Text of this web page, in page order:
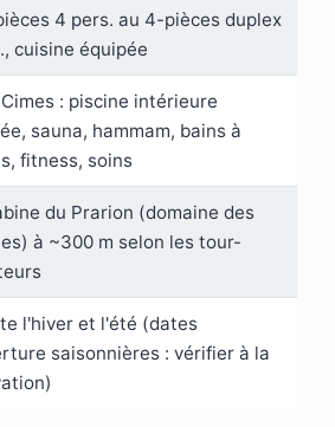
4 pers. au 4-pièces duplex
cuisine équipée
: piscine intérieure
sauna, hammam, bains à
fitness, soins
du Prarion (domaine des
à ~300 m selon les tour-
l'hiver et l'été (dates
saisonnières : vérifier à la